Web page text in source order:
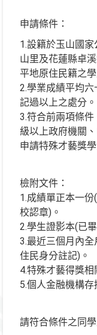
申請條件：
1.設籍於玉山國
山里及花蓮縣卓
平地原住民籍之學
2.學業成績平均
記過以上之處分。
3.符合前兩項條
級以上政府機關
申請特殊才藝獎
檢附文件：
1.成績單正本一
校認章)。
2.學生證影本(已
3.最近三個月內
住民身分註記)。
4.特殊才藝得獎相
5.個人金融機構存
請符合條件之同